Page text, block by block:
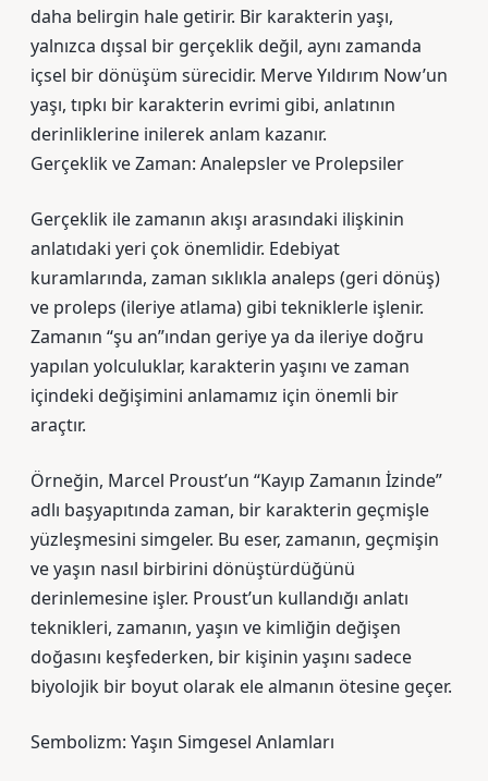
daha belirgin hale getirir. Bir karakterin yaşı,
yalnızca dışsal bir gerçeklik değil, aynı zamanda
içsel bir dönüşüm sürecidir. Merve Yıldırım Now’un
yaşı, tıpkı bir karakterin evrimi gibi, anlatının
derinliklerine inilerek anlam kazanır.
Gerçeklik ve Zaman: Analepsler ve Prolepsiler
Gerçeklik ile zamanın akışı arasındaki ilişkinin
anlatıdaki yeri çok önemlidir. Edebiyat
kuramlarında, zaman sıklıkla analeps (geri dönüş)
ve proleps (ileriye atlama) gibi tekniklerle işlenir.
Zamanın “şu an”ından geriye ya da ileriye doğru
yapılan yolculuklar, karakterin yaşını ve zaman
içindeki değişimini anlamamız için önemli bir
araçtır.
Örneğin, Marcel Proust’un “Kayıp Zamanın İzinde”
adlı başyapıtında zaman, bir karakterin geçmişle
yüzleşmesini simgeler. Bu eser, zamanın, geçmişin
ve yaşın nasıl birbirini dönüştürdüğünü
derinlemesine işler. Proust’un kullandığı anlatı
teknikleri, zamanın, yaşın ve kimliğin değişen
doğasını keşfederken, bir kişinin yaşını sadece
biyolojik bir boyut olarak ele almanın ötesine geçer.
Sembolizm: Yaşın Simgesel Anlamları